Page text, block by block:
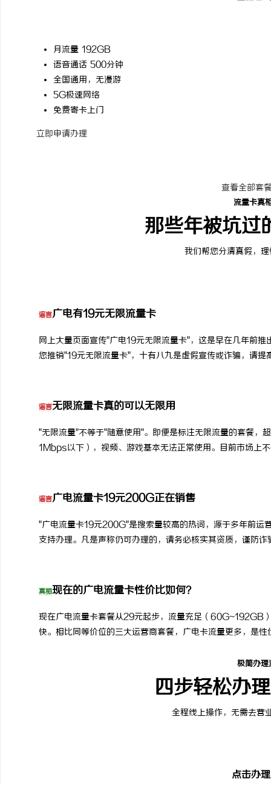
月流量 192GB
语音通话 500分钟
全国通用，无漫游
5G极速网络
免费寄卡上门
立即申请办理
查看全部套
流量卡真
那些年被坑过
我们帮您分清真假，
谣言广电有19元无限流量卡
网上大量页面宣传"广电19元无限流量卡"，这是早在几年前
您推销"19元无限流量卡"，十有八九是虚假宣传或诈骗，请提
谣言无限流量卡真的可以无限用
"无限流量"不等于"随意使用"。即便是标注无限流量的套餐，
1Mbps以下），视频、游戏基本无法正常使用。目前市场上
谣言广电流量卡19元200G正在销售
"广电流量卡19元200G"是搜索量较高的热词，源于多年前运
支持办理。凡是声称仍可办理的，请务必核实其资质，谨防诈
真相现在的广电流量卡性价比如何？
现在广电流量卡套餐从29元起步，流量充足（60G~192GB
快。相比同等价位的三大运营商套餐，广电卡流量更多，是性
极简办理
四步轻松办
全程线上操作，无需去营
点击办